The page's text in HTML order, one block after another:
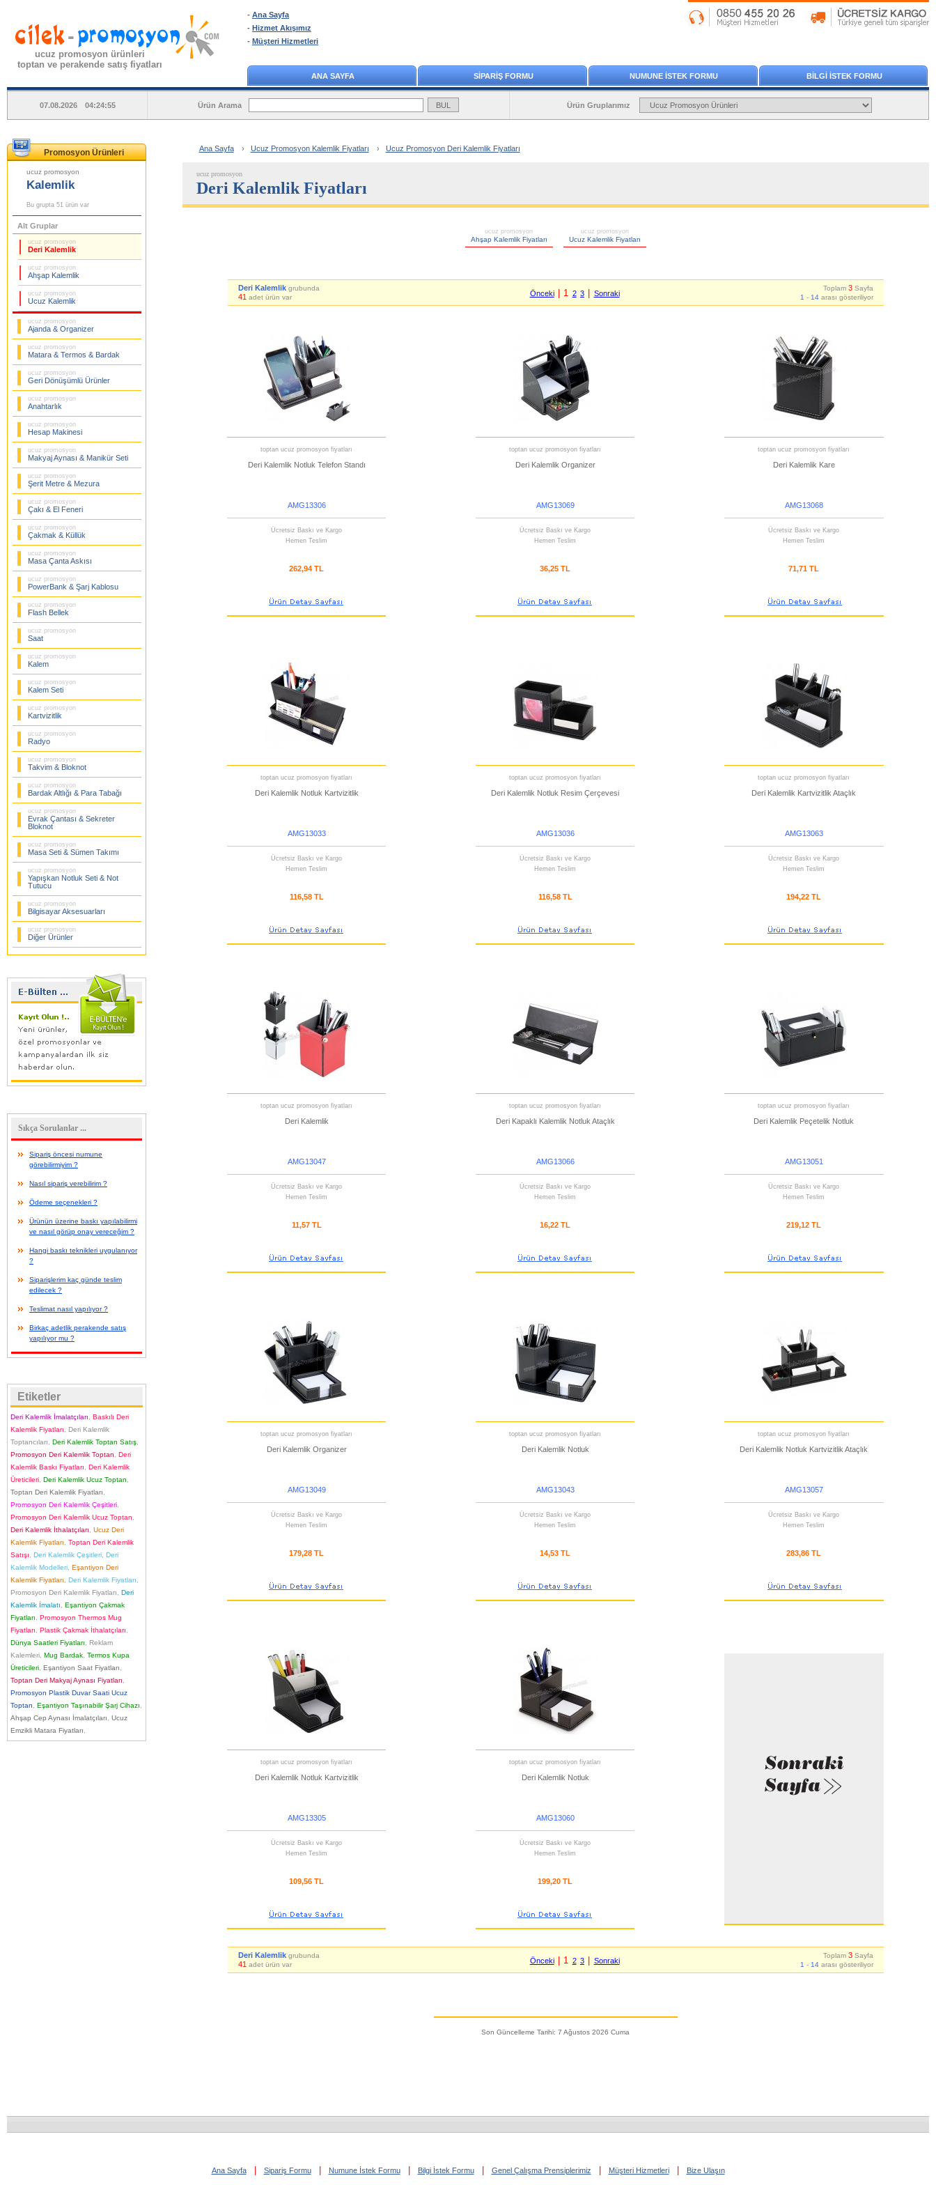
ucuz promosyon ürünleri
toptan ve perakende satış fiyatları
- Ana Sayfa
- Hizmet Akışımız
- Müşteri Hizmetleri
ANA SAYFA SİPARİŞ FORMU NUMUNE İSTEK FORMU BİLGİ İSTEK FORMU
07.08.2026 04:24:55 Ürün Arama Ürün Gruplarımız
Promosyon Ürünleri
ucuz promosyon
Kalemlik
Bu grupta 51 ürün var
Alt Gruplar
ucuz promosyon
Deri Kalemlik
ucuz promosyon
Ahşap Kalemlik
ucuz promosyon
Ucuz Kalemlik
ucuz promosyon
Ajanda & Organizer
ucuz promosyon
Matara & Termos & Bardak
ucuz promosyon
Geri Dönüşümlü Ürünler
ucuz promosyon
Anahtarlık
ucuz promosyon
Hesap Makinesi
ucuz promosyon
Makyaj Aynası & Manikür Seti
ucuz promosyon
Şerit Metre & Mezura
ucuz promosyon
Çakı & El Feneri
ucuz promosyon
Çakmak & Küllük
ucuz promosyon
Masa Çanta Askısı
ucuz promosyon
PowerBank & Şarj Kablosu
ucuz promosyon
Flash Bellek
ucuz promosyon
Saat
ucuz promosyon
Kalem
ucuz promosyon
Kalem Seti
ucuz promosyon
Kartvizitlik
ucuz promosyon
Radyo
ucuz promosyon
Takvim & Bloknot
ucuz promosyon
Bardak Altlığı & Para Tabağı
ucuz promosyon
Evrak Çantası & Sekreter
Bloknot
ucuz promosyon
Masa Seti & Sümen Takımı
ucuz promosyon
Yapışkan Notluk Seti & Not
Tutucu
ucuz promosyon
Bilgisayar Aksesuarları
ucuz promosyon
Diğer Ürünler
Sıkça Sorulanlar ...
Sipariş öncesi numune
görebilirmiyim ?
Nasıl sipariş verebilirim ?
Ödeme seçenekleri ?
Ürünün üzerine baskı yapılabilirmi
ve nasıl görüp onay vereceğim ?
Hangi baskı teknikleri uygulanıyor
?
Siparişlerim kaç günde teslim
edilecek ?
Teslimat nasıl yapılıyor ?
Birkaç adetlik perakende satış
yapılıyor mu ?
Etiketler
Deri Kalemlik İmalatçıları
Baskılı Deri
Kalemlik Fiyatları
Deri Kalemlik
Toptancıları
Deri Kalemlik Toptan Satış
Promosyon Deri Kalemlik Toptan
Deri
Kalemlik Baskı Fiyatları
Deri Kalemlik
Üreticileri Deri Kalemlik Ucuz Toptan
Toptan Deri Kalemlik Fiyatları
Promosyon Deri Kalemlik Çeşitleri
Promosyon Deri Kalemlik Ucuz Toptan
Deri Kalemlik İthalatçıları
Ucuz Deri
Kalemlik Fiyatları
Toptan Deri Kalemlik
Satışı
Deri Kalemlik Çeşitleri Deri
Kalemlik Modelleri Eşantiyon Deri
Kalemlik Fiyatları
Deri Kalemlik Fiyatları
Promosyon Deri Kalemlik Fiyatları
Deri
Kalemlik İmalatı
Eşantiyon Çakmak
Fiyatları
Promosyon Thermos Mug
Fiyatları
Plastik Çakmak İthalatçıları
Dünya Saatleri Fiyatları
Reklam
Kalemleri Mug Bardak Termos Kupa
Üreticileri Eşantiyon Saat Fiyatları
Toptan Deri Makyaj Aynası Fiyatları
Promosyon Plastik Duvar Saati Ucuz
Toptan
Eşantiyon Taşınabilir Şarj Cihazı
Ahşap Cep Aynası İmalatçıları
Ucuz
Emzikli Matara Fiyatları
Ana Sayfa › Ucuz Promosyon Kalemlik Fiyatları › Ucuz Promosyon Deri Kalemlik Fiyatları
ucuz promosyon
Deri Kalemlik Fiyatları
ucuz promosyon
Ahşap Kalemlik Fiyatları
ucuz promosyon
Ucuz Kalemlik Fiyatları
Deri Kalemlikgrubunda
41 adet ürün var Önceki| 1 2 3| Sonraki
Toplam 3Sayfa
1 - 14arası gösteriliyor
toptan ucuz promosyon fiyatları
Deri Kalemlik Notluk Telefon Standı
AMG13306
Ücretsiz Baskı ve Kargo
Hemen Teslim
262,94 TL
toptan ucuz promosyon fiyatları
Deri Kalemlik Organizer
AMG13069
Ücretsiz Baskı ve Kargo
Hemen Teslim
36,25 TL
toptan ucuz promosyon fiyatları
Deri Kalemlik Kare
AMG13068
Ücretsiz Baskı ve Kargo
Hemen Teslim
71,71 TL
toptan ucuz promosyon fiyatları
Deri Kalemlik Notluk Kartvizitlik
AMG13033
Ücretsiz Baskı ve Kargo
Hemen Teslim
116,58 TL
toptan ucuz promosyon fiyatları
Deri Kalemlik Notluk Resim Çerçevesi
AMG13036
Ücretsiz Baskı ve Kargo
Hemen Teslim
116,58 TL
toptan ucuz promosyon fiyatları
Deri Kalemlik Kartvizitlik Ataçlık
AMG13063
Ücretsiz Baskı ve Kargo
Hemen Teslim
194,22 TL
toptan ucuz promosyon fiyatları
Deri Kalemlik
AMG13047
Ücretsiz Baskı ve Kargo
Hemen Teslim
11,57 TL
toptan ucuz promosyon fiyatları
Deri Kapaklı Kalemlik Notluk Ataçlık
AMG13066
Ücretsiz Baskı ve Kargo
Hemen Teslim
16,22 TL
toptan ucuz promosyon fiyatları
Deri Kalemlik Peçetelik Notluk
AMG13051
Ücretsiz Baskı ve Kargo
Hemen Teslim
219,12 TL
toptan ucuz promosyon fiyatları
Deri Kalemlik Organizer
AMG13049
Ücretsiz Baskı ve Kargo
Hemen Teslim
179,28 TL
toptan ucuz promosyon fiyatları
Deri Kalemlik Notluk
AMG13043
Ücretsiz Baskı ve Kargo
Hemen Teslim
14,53 TL
toptan ucuz promosyon fiyatları
Deri Kalemlik Notluk Kartvizitlik Ataçlık
AMG13057
Ücretsiz Baskı ve Kargo
Hemen Teslim
283,86 TL
toptan ucuz promosyon fiyatları
Deri Kalemlik Notluk Kartvizitlik
AMG13305
Ücretsiz Baskı ve Kargo
Hemen Teslim
109,56 TL
toptan ucuz promosyon fiyatları
Deri Kalemlik Notluk
AMG13060
Ücretsiz Baskı ve Kargo
Hemen Teslim
199,20 TL
Deri Kalemlikgrubunda
41 adet ürün var Önceki| 1 2 3| Sonraki
Toplam 3Sayfa
1 - 14arası gösteriliyor
Son Güncelleme Tarihi: 7 Ağustos 2026 Cuma
Ana Sayfa Sipariş Formu Numune İstek Formu Bilgi İstek Formu Genel Çalışma Prensiplerimiz Müşteri Hizmetleri Bize Ulaşın